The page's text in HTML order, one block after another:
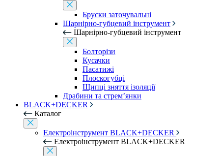
Бруски заточувальні
Шарнірно-губцевий інструмент
Шарнірно-губцевий інструмент
Болторізи
Кусачки
Пасатижі
Плоскогубці
Щипці зняття ізоляції
Драбини та стрем’янки
BLACK+DECKER
Каталог
Електроінструмент BLACK+DECKER
Електроінструмент BLACK+DECKER